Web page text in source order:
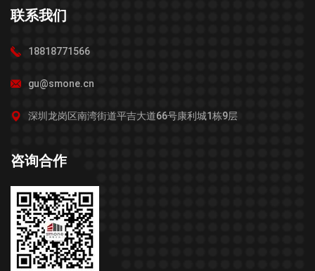
联系我们
18818771566
gu@smone.cn
深圳龙岗区南湾街道平吉大道66号康利城1栋9层
咨询合作